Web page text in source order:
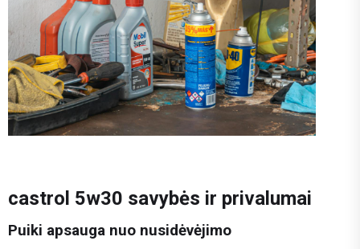
castrol 5w30 savybės ir privalumai
Puiki apsauga nuo nusidėvėjimo